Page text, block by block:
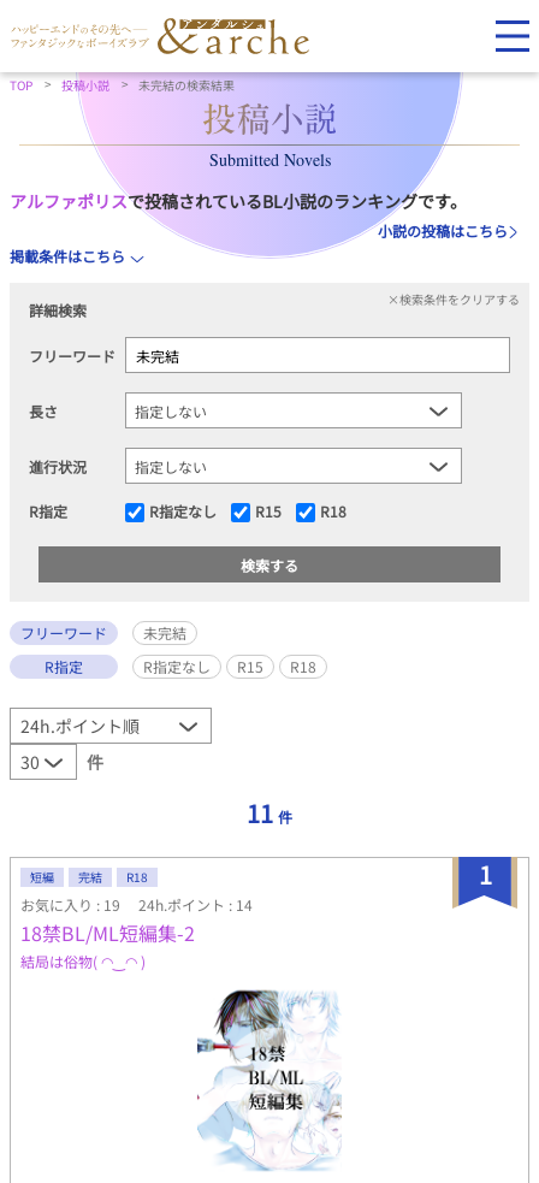
TOP 投稿小説 未完結の検索結果
Submitted Novels
アルファポリスで投稿されているBL小説のランキングです。
小説の投稿はこちら
掲載条件はこちら
詳細検索
×検索条件をクリアする
フリーワード
長さ
進行状況
R指定 R指定なし R15 R18
フリーワード
未完結
R指定
R指定なし R15 R18
件
11 件
1
短編 完結 R18
お気に入り : 19 24h.ポイント : 14
18禁BL/ML短編集-2
結局は俗物( ◠‿◠ )